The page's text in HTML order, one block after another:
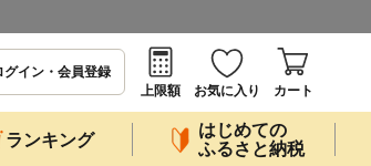
グイン・会員登録
上限額
お気に入り カート
ランキング
はじめての
ふるさと納税